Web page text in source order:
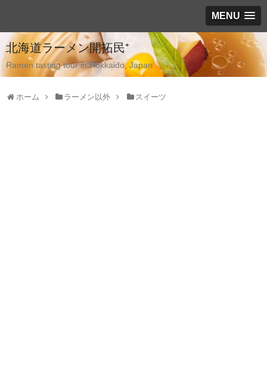
MENU
北海道ラーメン開拓民⁺
Ramen tasting tour in Hokkaido, Japan
ホーム ラーメン以外 スイーツ